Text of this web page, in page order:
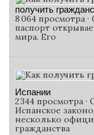
получить
8 064 просмотра
паспорт
мира. Его
Испании
2 344 просмотра
Испанское
несколько
гражданства